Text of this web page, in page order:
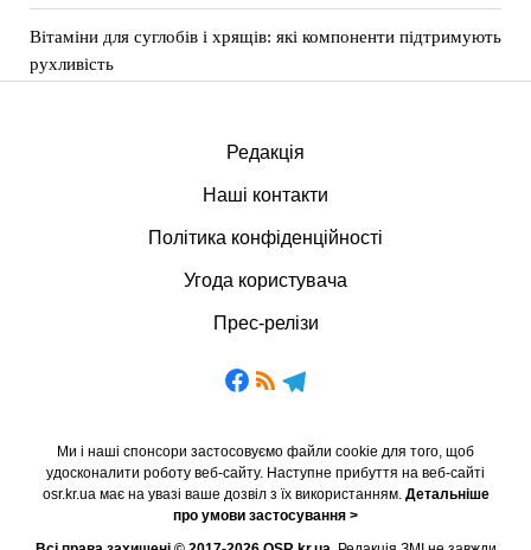
Вітаміни для суглобів і хрящів: які компоненти підтримують
рухливість
Редакція
Наші контакти
Політика конфіденційності
Угода користувача
Прес-релізи
Ми і наші спонсори застосовуємо файли cookie для того, щоб
удосконалити роботу веб-сайту. Наступне прибуття на веб-сайті
osr.kr.ua має на увазі ваше дозвіл з їх використанням. Детальніше
про умови застосування >